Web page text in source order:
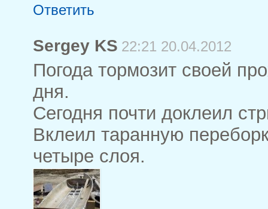
Ответить
Sergey KS 22:21 20.04.2012
Погода тормозит своей
дня.
Сегодня почти доклеил
Вклеил таранную
четыре слоя.